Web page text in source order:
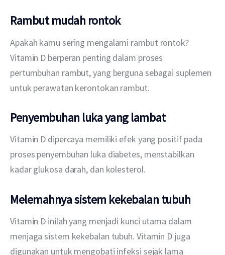
Rambut mudah rontok
Apakah kamu sering mengalami rambut rontok?
Vitamin D berperan penting dalam proses
pertumbuhan rambut, yang berguna sebagai suplemen
untuk perawatan kerontokan rambut.
Penyembuhan luka yang lambat
Vitamin D dipercaya memiliki efek yang positif pada
proses penyembuhan luka diabetes, menstabilkan
kadar glukosa darah, dan kolesterol.
Melemahnya sistem kekebalan tubuh
Vitamin D inilah yang menjadi kunci utama dalam
menjaga sistem kekebalan tubuh. Vitamin D juga
digunakan untuk mengobati infeksi sejak lama